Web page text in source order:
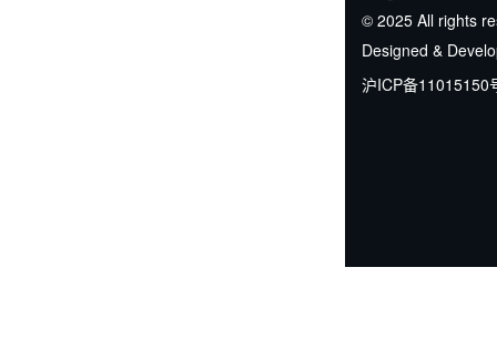
© 2025 All rights
Designed &
沪ICP备11015150